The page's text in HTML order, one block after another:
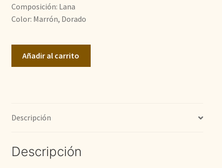
Composición: Lana
Color: Marrón, Dorado
Añadir al carrito
Descripción
Descripción